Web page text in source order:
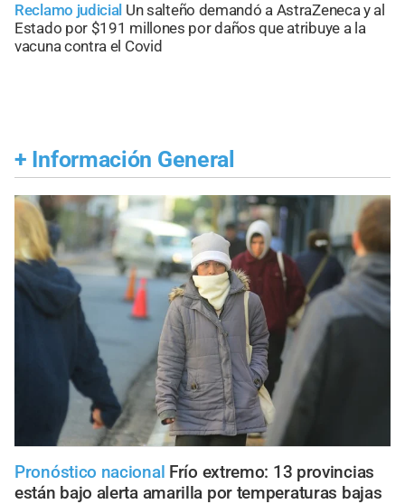
Reclamo judicial Un salteño demandó a AstraZeneca y al
Estado por $191 millones por daños que atribuye a la
vacuna contra el Covid
+ Información General
Pronóstico nacional Frío extremo: 13 provincias
están bajo alerta amarilla por temperaturas bajas